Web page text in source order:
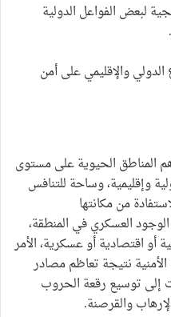
لبعض الفواعل الدولية
والإقليمي على أمن
المناطق الحيوية على مستوى
وإقليمية، وساحة للتنافس
من مكانتها
العسكري في المنطقة،
اقتصادية أو عسكرية، الأمر
نتيجة تعاظم مصادر
إلى توسيع رقعة الحروب
والقرصنة.